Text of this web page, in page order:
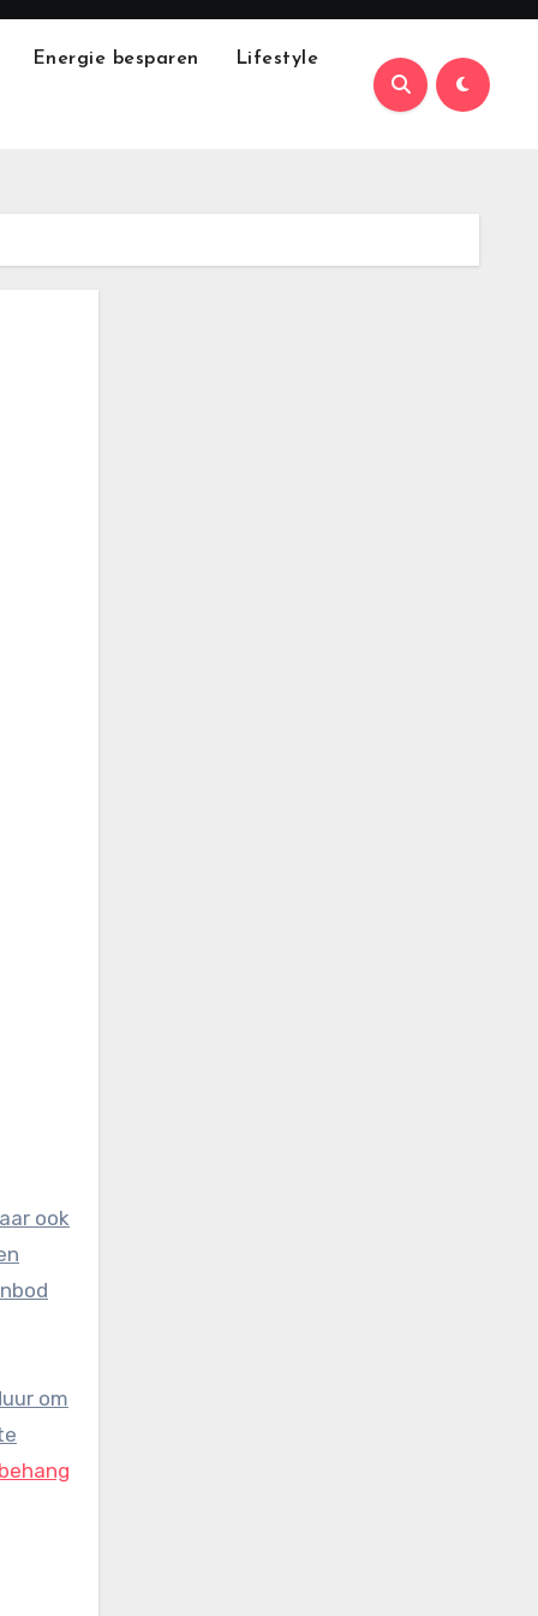
Energie besparen Lifestyle
ook
om